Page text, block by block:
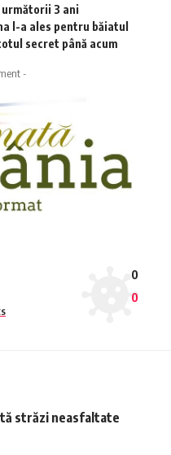
3 ani
l-a ales pentru băiatul
secret până acum
-
0
0
străzi neasfaltate